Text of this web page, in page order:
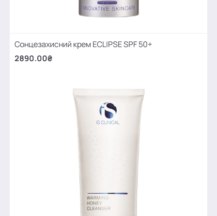
Сонцезахисний крем ECLIPSE SPF 50+
2890.00₴